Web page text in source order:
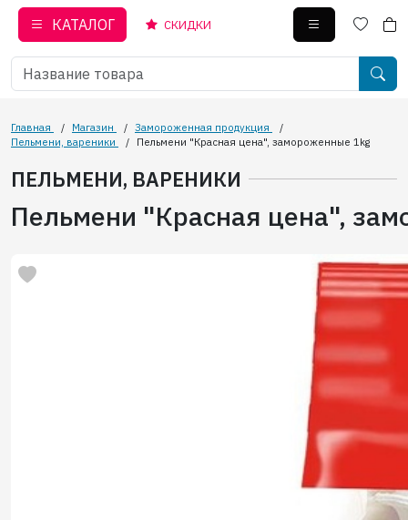
КАТАЛОГ СКИДКИ
Главная / Магазин / Замороженная продукция
/
Пельмени, вареники
/ Пельмени "Красная цена", замороженные 1kg
ПЕЛЬМЕНИ, ВАРЕНИКИ
Пельмени "Красная цена",